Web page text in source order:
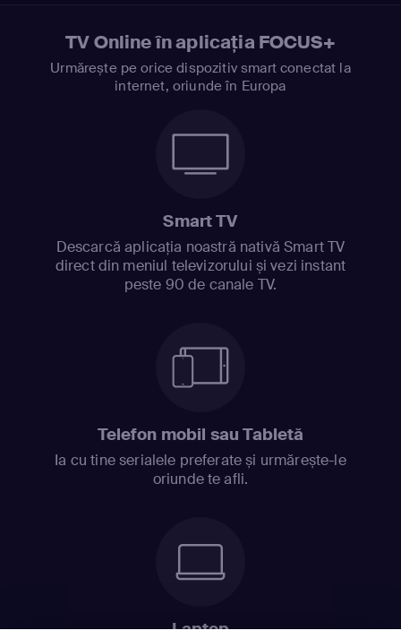
TV Online în aplicația FOCUS+
Urmărește pe orice dispozitiv smart conectat la
internet, oriunde în Europa
Smart TV
Descarcă aplicația noastră nativă Smart TV
direct din meniul televizorului și vezi instant
peste 90 de canale TV.
Telefon mobil sau Tabletă
Ia cu tine serialele preferate și urmărește-le
oriunde te afli.
Laptop